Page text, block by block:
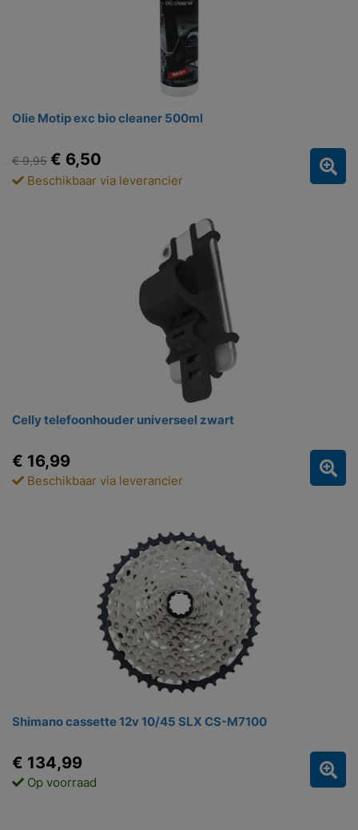
Olie Motip exc bio cleaner 500ml
€ 9,95 € 6,50
Beschikbaar via leverancier
Celly telefoonhouder universeel zwart
€ 16,99
Beschikbaar via leverancier
Shimano cassette 12v 10/45 SLX CS-M7100
€ 134,99
Op voorraad